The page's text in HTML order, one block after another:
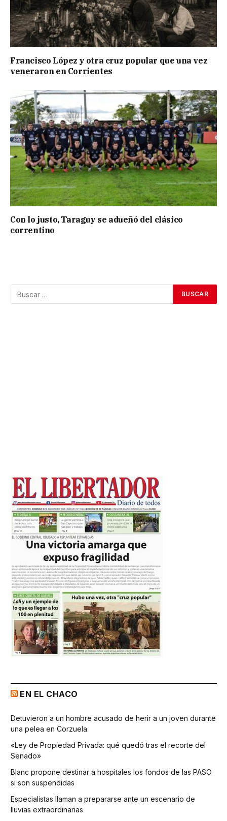
Francisco López y otra cruz popular que una vez
veneraron en Corrientes
Con lo justo, Taraguy se adueñó del clásico
correntino
EN EL CHACO
Detuvieron a un hombre acusado de herir a un joven durante
una pelea en Corzuela
«Ley de Propiedad Privada: qué quedó tras el recorte del
Senado»
Blanc propone destinar a hospitales los fondos de las PASO
si son suspendidas
Especialistas llaman a prepararse ante un escenario de
lluvias extraordinarias